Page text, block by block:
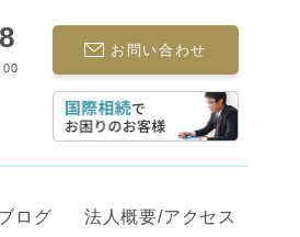
お問い合わせ
ログ 法人概要/アクセス